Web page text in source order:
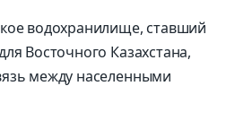
водохранилище, ставший
Восточного Казахстана,
между населенными